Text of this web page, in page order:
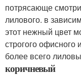
потрясающе
лилового. в
этот нежный цвет
строгого офисного
более всего
коричневый